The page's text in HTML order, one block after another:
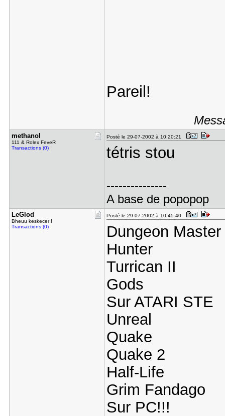
Pareil!
methanol
111 & Rolex FeveR
Transactions (0)
Posté le 29-07-2002 à 10:20:21
tétris stou
---------------
A base de popopop
LeGlod
Bheuu keskecer !
Transactions (0)
Posté le 29-07-2002 à 10:45:40
Dungeon Master
Hunter
Turrican II
Gods
Sur ATARI STE
Unreal
Quake
Quake 2
Half-Life
Grim Fandago
Sur PC!!!